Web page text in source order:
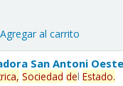
Agregar al carrito
San Antoni
Sociedad delEstado.